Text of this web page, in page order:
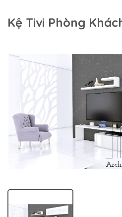
Kệ Tivi Phòng